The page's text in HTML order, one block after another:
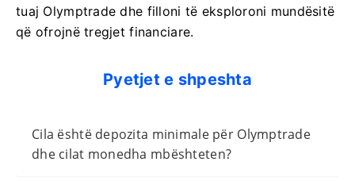
tuaj Olymptrade dhe filloni të eksploroni mundësitë
që ofrojnë tregjet financiare.
Pyetjet e shpeshta
Cila është depozita minimale për Olymptrade
dhe cilat monedha mbështeten?